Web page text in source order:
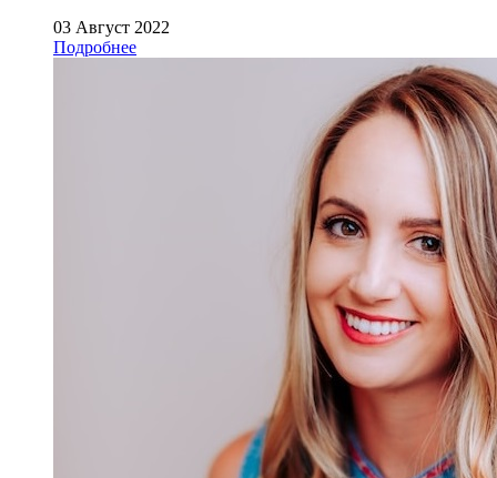
03 Август 2022
Подробнее